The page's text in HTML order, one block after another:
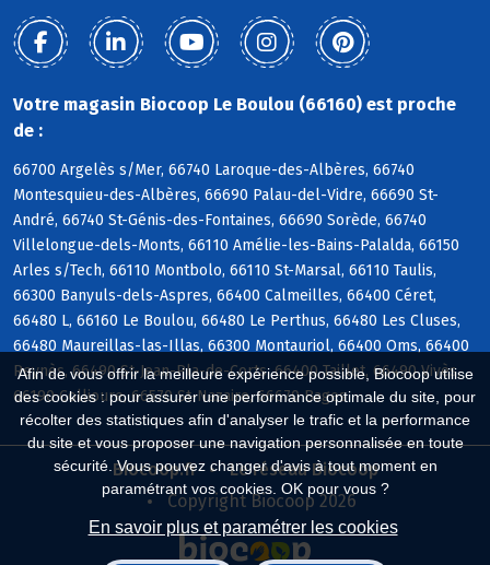
Afin de vous offrir la meilleure expérience possible, Biocoop utilise
des cookies : pour assurer une performance optimale du site, pour
récolter des statistiques afin d'analyser le trafic et la performance
du site et vous proposer une navigation personnalisée en toute
sécurité. Vous pouvez changer d'avis à tout moment en
paramétrant vos cookies. OK pour vous ?
En savoir plus et paramétrer les cookies
Votre magasin Biocoop Le Boulou (66160) est proche
de :
66700 Argelès s/Mer, 66740 Laroque-des-Albères, 66740
Montesquieu-des-Albères, 66690 Palau-del-Vidre, 66690 St-
André, 66740 St-Génis-des-Fontaines, 66690 Sorède, 66740
Villelongue-dels-Monts, 66110 Amélie-les-Bains-Palalda, 66150
Arles s/Tech, 66110 Montbolo, 66110 St-Marsal, 66110 Taulis,
66300 Banyuls-dels-Aspres, 66400 Calmeilles, 66400 Céret,
66480 L, 66160 Le Boulou, 66480 Le Perthus, 66480 Les Cluses,
66480 Maureillas-las-Illas, 66300 Montauriol, 66400 Oms, 66400
Reynès, 66490 St-Jean-Pla-de-Corts, 66400 Taillet, 66490 Vivès,
66190 Collioure, 66570 St-Nazaire, 66670 Bages
Biocoop.fr
Le réseau Biocoop
Copyright Biocoop 2026